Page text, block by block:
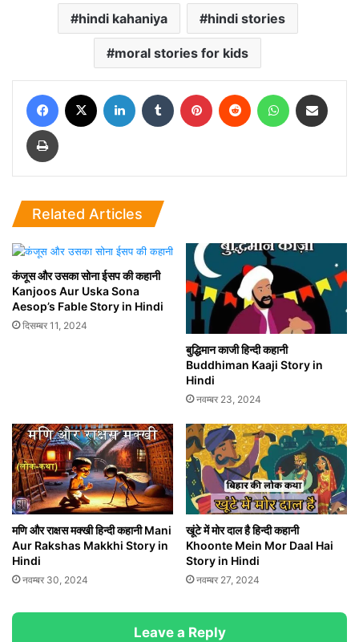
hindi kahaniya hindi stories
moral stories for kids
Facebook LinkedIn Tumblr Pinterest Reddit WhatsApp
Print
Related Articles
कंजूस और उसका सोना ईसप की कहानी
Kanjoos Aur Uska Sona
Aesop’s Fable Story in Hindi
दिसम्बर 11, 2024
बुद्धिमान काजी हिन्दी कहानी
Buddhiman Kaaji Story in
Hindi
नवम्बर 23, 2024
मणि और राक्षस मक्खी हिन्दी कहानी Mani
Aur Rakshas Makkhi Story in
Hindi
नवम्बर 30, 2024
खूंटे में मोर दाल है हिन्दी कहानी
Khoonte Mein Mor Daal Hai
Story in Hindi
नवम्बर 27, 2024
Leave a Reply